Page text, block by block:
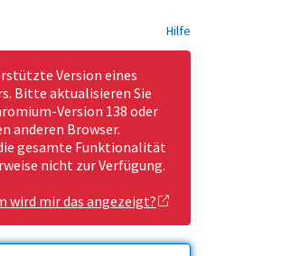
Hilfe
Version eines
Bitte aktualisieren Sie
Version 138 oder
anderen Browser.
gesamte Funktionalität
nicht zur Verfügung.
wird mir das angezeigt?